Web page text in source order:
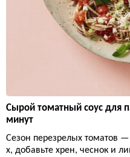
Сырой томатный соус для
минут
Сезон перезрелых томатов
х, добавьте хрен, чеснок и